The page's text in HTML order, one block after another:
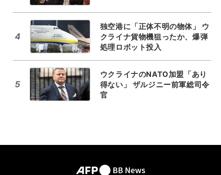
4
独空港に「正体不明の物体」 ウ
クライナ貨物機狙ったか、爆弾
処理ロボット投入
5
ウクライナのNATO加盟「あり
得ない」 ザルジニー前軍総司令
官